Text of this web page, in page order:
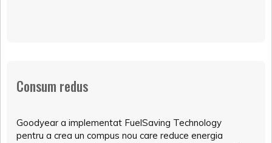
Consum redus
Goodyear a implementat FuelSaving Technology
pentru a crea un compus nou care reduce energia